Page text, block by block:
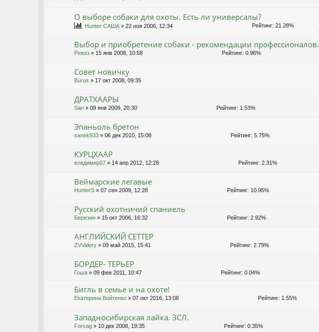
О выборе собаки для охоты. Есть ли универсалы?
Hunter САША» 22 ноя 2006, 12:34 Рейтинг: 21.28%
Выбор и приобретение собаки - рекомендации профессионалов.
Реваз» 15 янв 2008, 10:58 Рейтинг: 0.96%
Совет новичку
Burus » 17 окт 2008, 09:35
ДРАТХААРЫ
San» 09 янв 2009, 20:30 Рейтинг: 1.53%
Эпаньоль бретон
sanek933» 06 дек 2010, 15:08 Рейтинг: 5.75%
КУРЦХААР
владимир07» 14 апр 2012, 12:28 Рейтинг: 2.31%
Веймарские легавые
HunterS» 07 сен 2009, 12:28 Рейтинг: 10.95%
Русский охотничий спаниель
Березин» 15 окт 2006, 16:32 Рейтинг: 2.92%
АНГЛИЙСКИЙ СЕТТЕР
ZVValery» 09 май 2015, 15:41 Рейтинг: 2.79%
БОРДЕР- ТЕРЬЕР
Гоша» 09 фев 2011, 10:47 Рейтинг: 0.04%
Бигль в семье и на охоте!
Екатерина Войтенко» 07 окт 2016, 13:08 Рейтинг: 1.55%
Западносибирская лайка. ЗСЛ.
Forsag» 10 дек 2008, 19:35 Рейтинг: 0.35%